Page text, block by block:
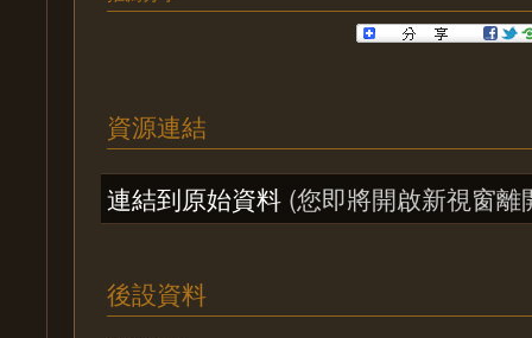
資源連結
連結到原始資料 (您即將開啟新視窗離
後設資料